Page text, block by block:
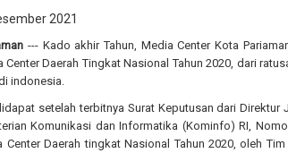
2021
--- Kado akhir Tahun, Media Center Kota
Daerah Tingkat Nasional Tahun 2020, dari
indonesia.
setelah terbitnya Surat Keputusan dari Direktur
Komunikasi dan Informatika (Kominfo) RI,
Center Daerah tingkat Nasional Tahun 2020, oleh